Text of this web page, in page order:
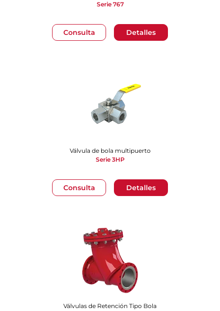
Consulta Detalles
Serie 767
Consulta Detalles
Válvula de bola multipuerto
Serie 3HP
Válvulas de Retención Tipo Bola